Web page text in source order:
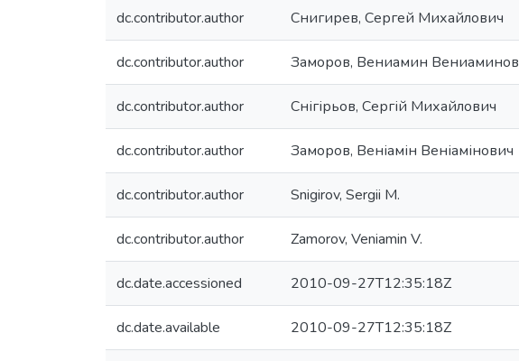
dc.contributor.author Снигирев, Сергей Михайлович
dc.contributor.author Заморов, Вениамин
dc.contributor.author Снігірьов, Сергій Михайлович
dc.contributor.author Заморов, Веніамін Веніамінович
dc.contributor.author Snigirov, Sergii M.
dc.contributor.author Zamorov, Veniamin V.
dc.date.accessioned 2010-09-27T12:35:18Z
dc.date.available 2010-09-27T12:35:18Z